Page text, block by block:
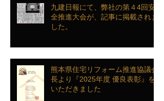
九建日報にて、弊社の第４4回安
全推進大会が、記事に掲載されま
した。
熊本県住宅リフォーム推進協議会
長より『2025年度 優良表彰』を
いただきました